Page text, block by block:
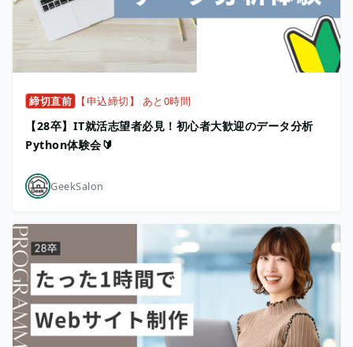
締切直前 【申込締切】 あと0時間
【28卒】IT就活志望者必見！初心者大歓迎のデータ分析
Python体験会🔰
GeekSalon